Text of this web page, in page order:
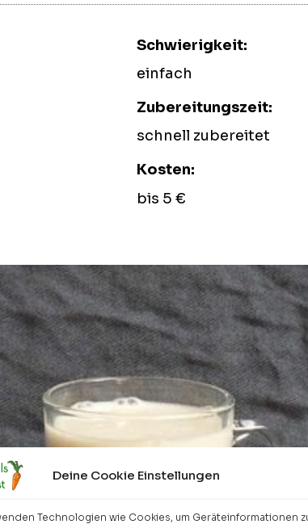
Deine Cookie Einstellungen
Technologien wie Cookies, um Geräteinformationen
Schwierigkeit:
einfach
Zubereitungszeit:
schnell zubereitet
Kosten:
bis 5 €